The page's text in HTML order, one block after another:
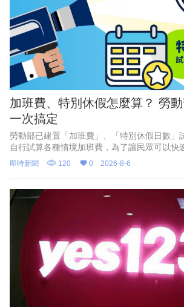
加班費、特別休假怎麼算？ 勞
一次搞定
勞動部已建置「加班費」、「特別休假日數」
自行試算各種情境加班費，為了讓民眾可以快
動部特別推出2支1分鐘懶人包影片，透過畫面
雇主都能一看就懂、動動手
即時新聞 120 0 2026-8-6